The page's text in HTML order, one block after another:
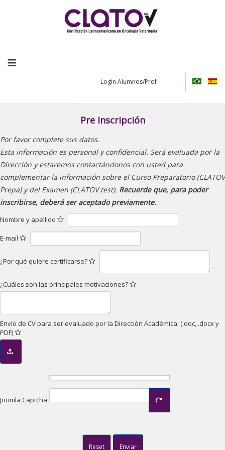
≡
Login Alumnos/Prof
Pre Inscripción
Por favor complete sus datos.
Esta información es personal y confidencial. Será evaluada por la
Dirección y estaremos contactándonos con usted para
complementar la información sobre el Curso Preparatorio (CLATOV
Prepa) y del Examen (CLATOV test). Recuerde que, para poder
inscribirse, deberá ser aceptado previamente.
Nombre y apellido
E-mail
¿Por qué quiere certificarse?
¿Cuáles son las principales motivaciones?
Envío de CV para ser evaluado por la Dirección Académica. (.doc, .docx y
PDF)
Joomla Captcha
Reset Enviar